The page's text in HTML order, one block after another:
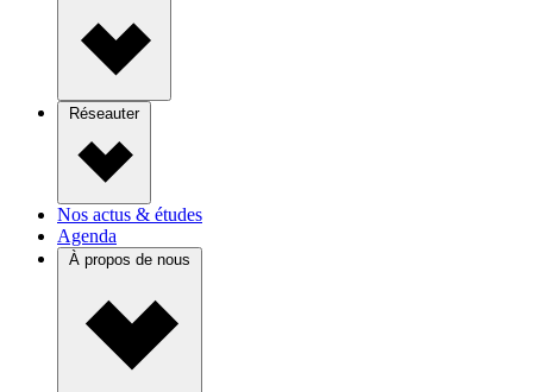
Réseauter
Nos actus & études
Agenda
À propos de nous